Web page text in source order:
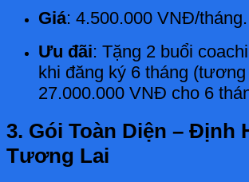
Giá: 4.500.000 VNĐ/tháng.
Ưu đãi: Tặng 2 buổi
khi đăng ký 6 tháng
27.000.000 VNĐ cho 6
3. Gói Toàn Diện – Định
Tương Lai